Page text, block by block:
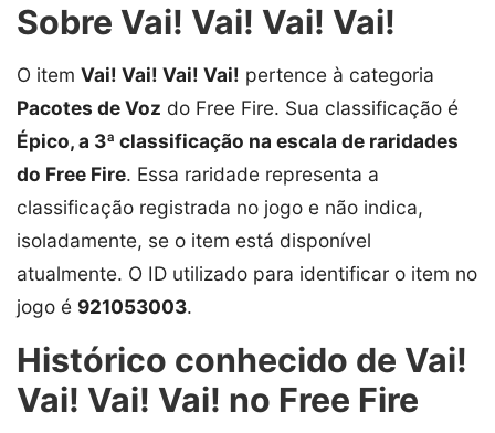
Sobre Vai! Vai! Vai! Vai!
O item Vai! Vai! Vai! Vai! pertence à categoria
Pacotes de Voz do Free Fire. Sua classificação é
Épico, a 3ª classificação na escala de raridades
do Free Fire. Essa raridade representa a
classificação registrada no jogo e não indica,
isoladamente, se o item está disponível
atualmente. O ID utilizado para identificar o item no
jogo é 921053003.
Histórico conhecido de Vai!
Vai! Vai! Vai! no Free Fire